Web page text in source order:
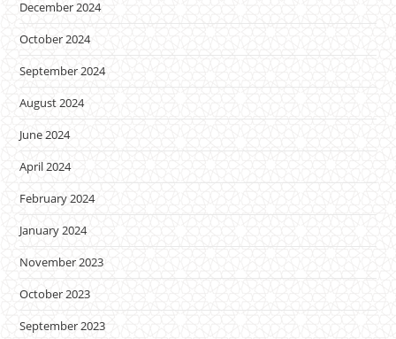
December 2024
October 2024
September 2024
August 2024
June 2024
April 2024
February 2024
January 2024
November 2023
October 2023
September 2023